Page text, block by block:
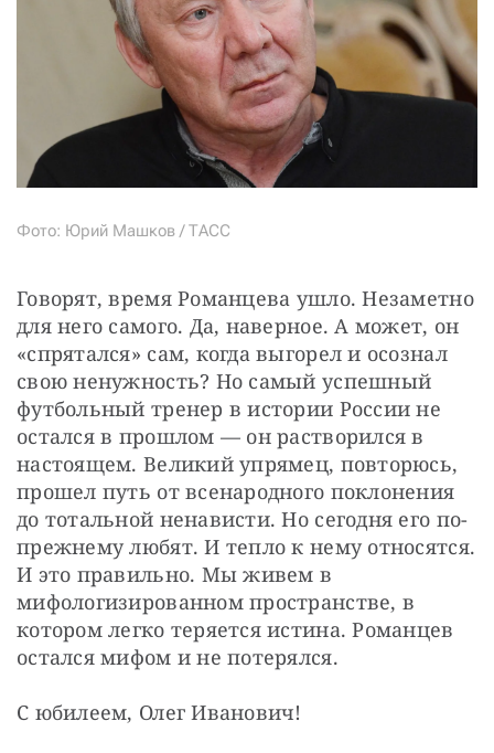
Фото: Юрий Машков / ТАСС
Говорят, время Романцева ушло. Незаметно
для него самого. Да, наверное. А может, он
«спрятался» сам, когда выгорел и осознал
свою ненужность? Но самый успешный
футбольный тренер в истории России не
остался в прошлом — он растворился в
настоящем. Великий упрямец, повторюсь,
прошел путь от всенародного поклонения
до тотальной ненависти. Но сегодня его по-
прежнему любят. И тепло к нему относятся.
И это правильно. Мы живем в
мифологизированном пространстве, в
котором легко теряется истина. Романцев
остался мифом и не потерялся.
С юбилеем, Олег Иванович!